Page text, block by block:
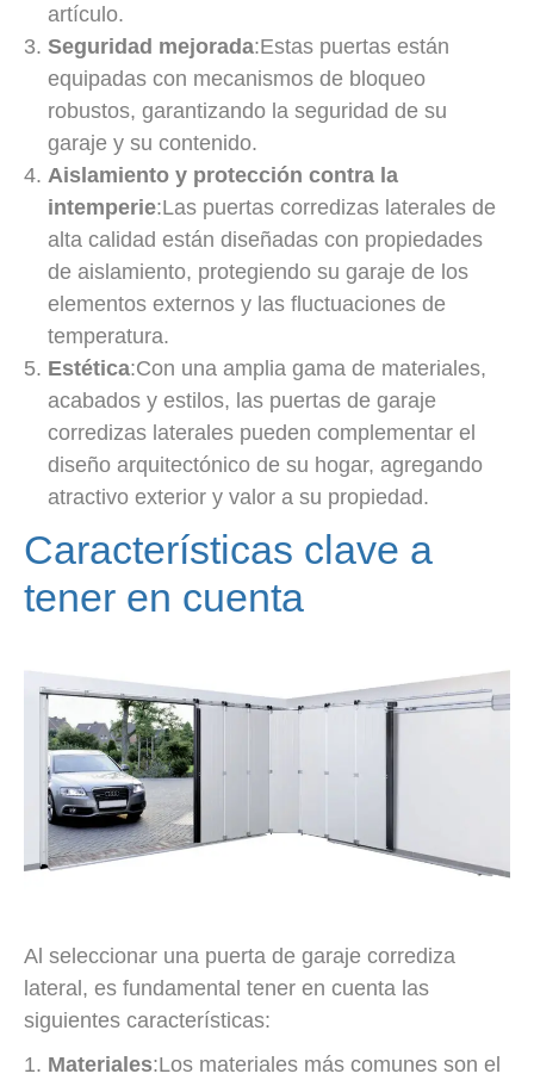
artículo.
Seguridad mejorada:Estas puertas están
equipadas con mecanismos de bloqueo
robustos, garantizando la seguridad de su
garaje y su contenido.
Aislamiento y protección contra la
intemperie:Las puertas corredizas laterales de
alta calidad están diseñadas con propiedades
de aislamiento, protegiendo su garaje de los
elementos externos y las fluctuaciones de
temperatura.
Estética:Con una amplia gama de materiales,
acabados y estilos, las puertas de garaje
corredizas laterales pueden complementar el
diseño arquitectónico de su hogar, agregando
atractivo exterior y valor a su propiedad.
Características clave a
tener en cuenta
Al seleccionar una puerta de garaje corrediza
lateral, es fundamental tener en cuenta las
siguientes características:
Materiales:Los materiales más comunes son el